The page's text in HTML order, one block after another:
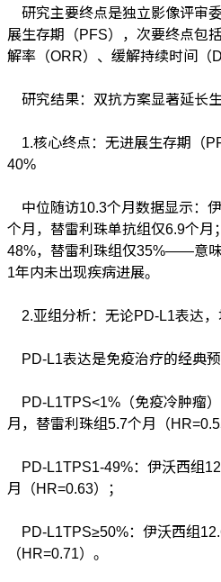
研究主要终点是独立影像评审
展生存期（PFS），次要终点包
解率（ORR）、缓解持续时间（
研究结果：双抗方案显著延长
1.核心终点：无进展生存期（
40%
中位随访10.3个月数据显示：
个月，替雷利珠单抗组仅6.9个
48%，替雷利珠组仅35%——意
1年内未出现疾病进展。
2.亚组分析：无论PD-L1表达
PD-L1表达是免疫治疗的经典预
PD-L1TPS<1%（免疫冷肿瘤
月，替雷利珠组5.7个月（
PD-L1TPS1-49%：伊沃西组
月（HR=0.63）；
PD-L1TPS≥50%：伊沃西组
（HR=0.71）。